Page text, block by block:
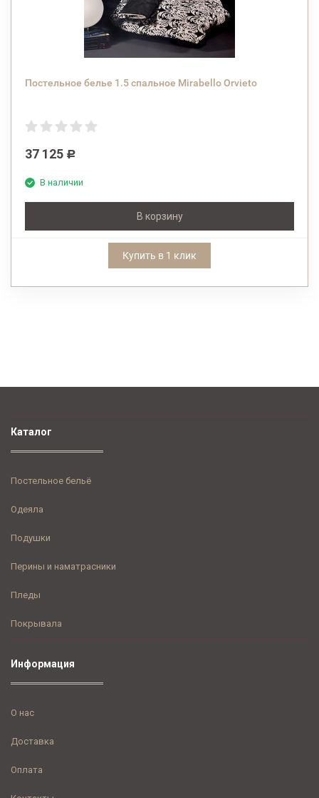
Постельное белье 1.5 спальное Mirabello Orvieto
37 125 Р
В наличии
В корзину
Купить в 1 клик
Каталог
Постельное бельё
Одеяла
Подушки
Перины и наматрасники
Пледы
Покрывала
Информация
О нас
Доставка
Оплата